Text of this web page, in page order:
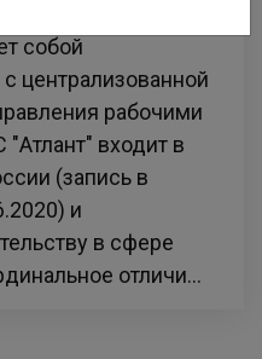
собой
централизованной
рабочими
входит в
(запись в
и
в сфере
отличи...